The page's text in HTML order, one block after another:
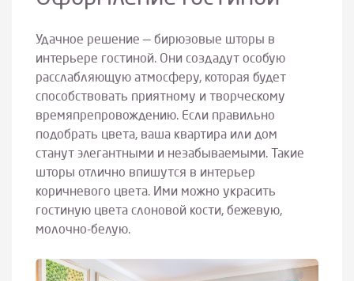
Удачное решение — бирюзовые шторы в
интерьере гостиной. Они создадут особую
расслабляющую атмосферу, которая будет
способствовать приятному и творческому
времяпрепровождению. Если правильно
подобрать цвета, ваша квартира или дом
станут элегантными и незабываемыми. Такие
шторы отлично впишутся в интерьер
коричневого цвета. Ими можно украсить
гостиную цвета слоновой кости, бежевую,
молочно-белую.